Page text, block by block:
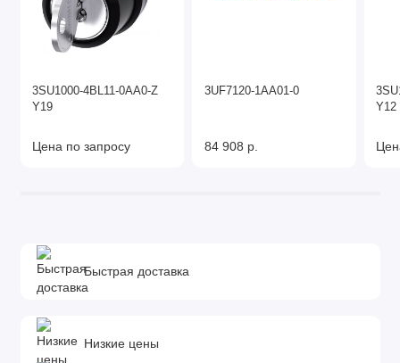
3SU1000-4BL11-0AA0-Z
Y19
Цена по запросу
3UF7120-1AA01-0
84 908 р.
Y12
Быстрая доставка
Низкие цены